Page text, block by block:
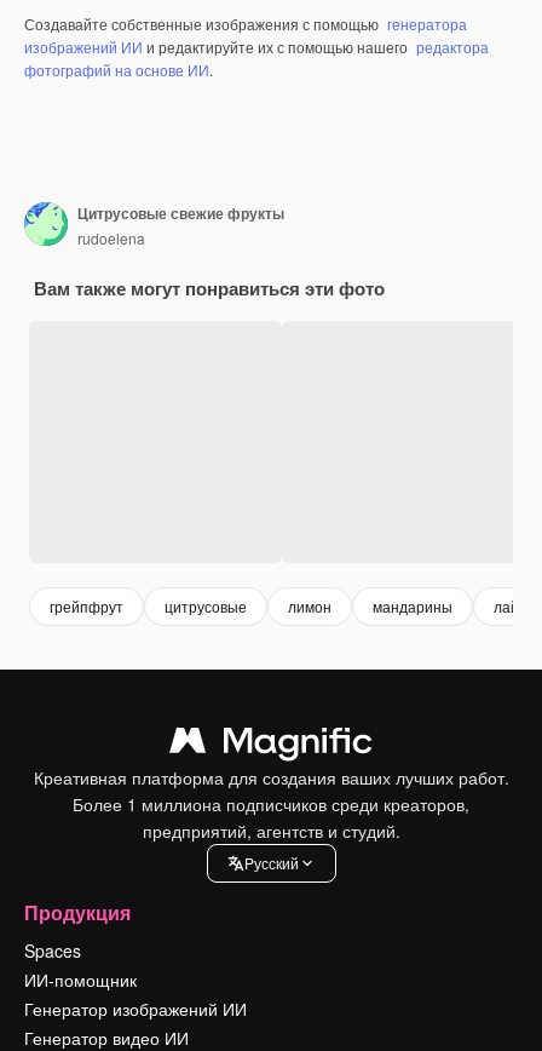
Создавайте собственные изображения с помощью генератора
изображений ИИ и редактируйте их с помощью нашего редактора
фотографий на основе ИИ.
Цитрусовые свежие фрукты
rudoelena
Вам также могут понравиться эти фото
грейпфрут цитрусовые лимон мандарины лайм
Креативная платформа для создания ваших лучших работ.
Более 1 миллиона подписчиков среди креаторов,
предприятий, агентств и студий.
Pусский
Продукция
Spaces
ИИ-помощник
Генератор изображений ИИ
Генератор видео ИИ